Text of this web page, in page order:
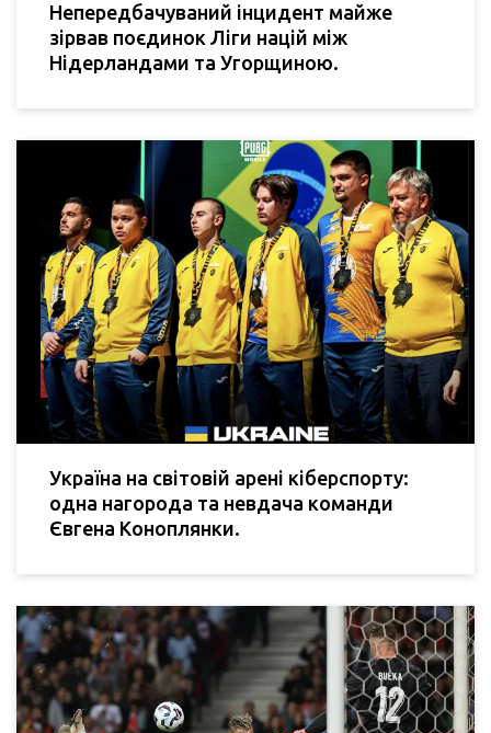
Непередбачуваний інцидент майже
зірвав поєдинок Ліги націй між
Нідерландами та Угорщиною.
Україна на світовій арені кіберспорту:
одна нагорода та невдача команди
Євгена Коноплянки.